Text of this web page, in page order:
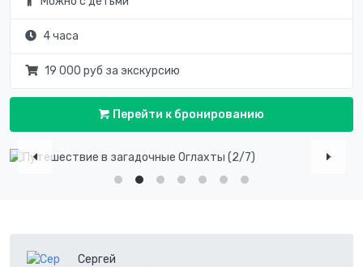
4 часа
19 000 руб за экскурсию
Перейти к бронированию
Сергей